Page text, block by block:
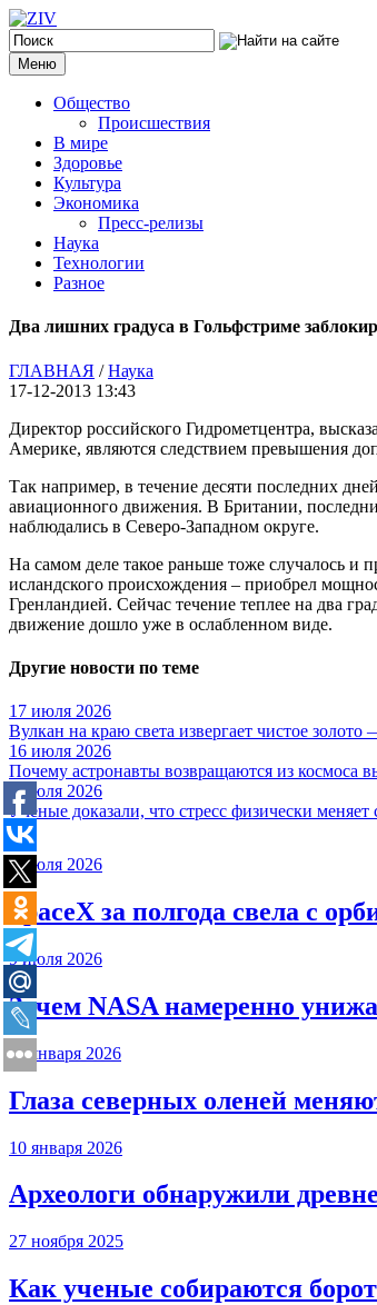
Меню
Общество
Происшествия
В мире
Здоровье
Культура
Экономика
Пресс-релизы
Наука
Технологии
Разное
Два лишних градуса в Гольфстриме
ГЛАВНАЯ /Наука
17-12-2013 13:43
Директор российского Гидрометцентра,
Америке, являются следствием превышения
Так например, в течение десяти последних
авиационного движения. В Британии,
наблюдались в Северо-Западном округе.
На самом деле такое раньше тоже случалось и
исландского происхождения – приобрел
Гренландией. Сейчас течение теплее на два
движение дошло уже в ослабленном виде.
Другие новости по теме
17 июля 2026
Вулкан на краю света извергает чистое
16 июля 2026
Почему астронавты возвращаются из космоса
9 июля 2026
Учёные доказали, что стресс физически меняет
9 июля 2026
SpaceX за полгода свела с
9 июля 2026
Зачем NASA намеренно
11 января 2026
Глаза северных оленей
10 января 2026
Археологи обнаружили
27 ноября 2025
Как ученые собираются